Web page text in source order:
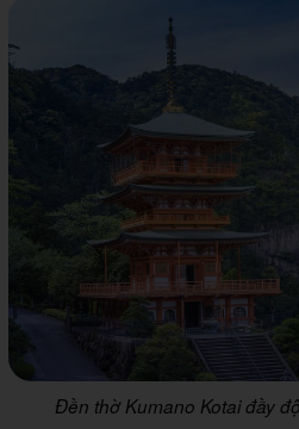
Đền thờ Kumano Kotai đầy